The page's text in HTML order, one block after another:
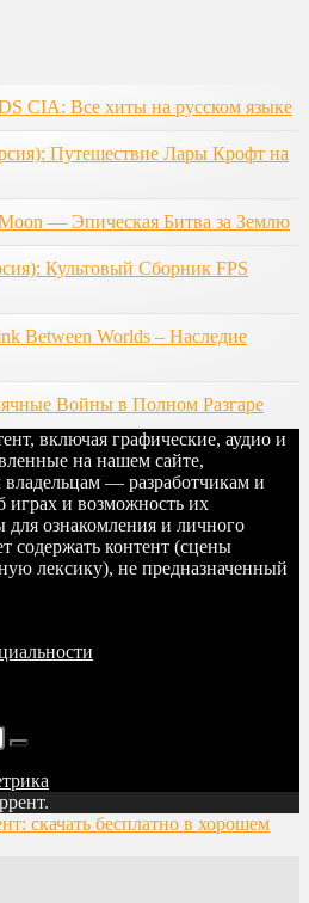
CIA: Все хиты на русском языке
Путешествие Лары Крофт на
— Эпическая Битва за Землю
Культовый Сборник FPS
Between Worlds – Наследие
Войны в Полном Разгаре
включая графические, аудио и
на нашем сайте,
— разработчикам и
играх и возможность их
для ознакомления и личного
содержать контент (сцены
лексику), не предназначенный